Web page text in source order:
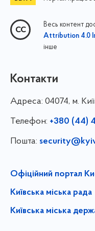
Весь контент
Attribution 4.0
інше
Контакти
Адреса: 04074, м.
Телефон: +380 (44)
Пошта:
Офіційний портал
Київська міська рада
Київська міська